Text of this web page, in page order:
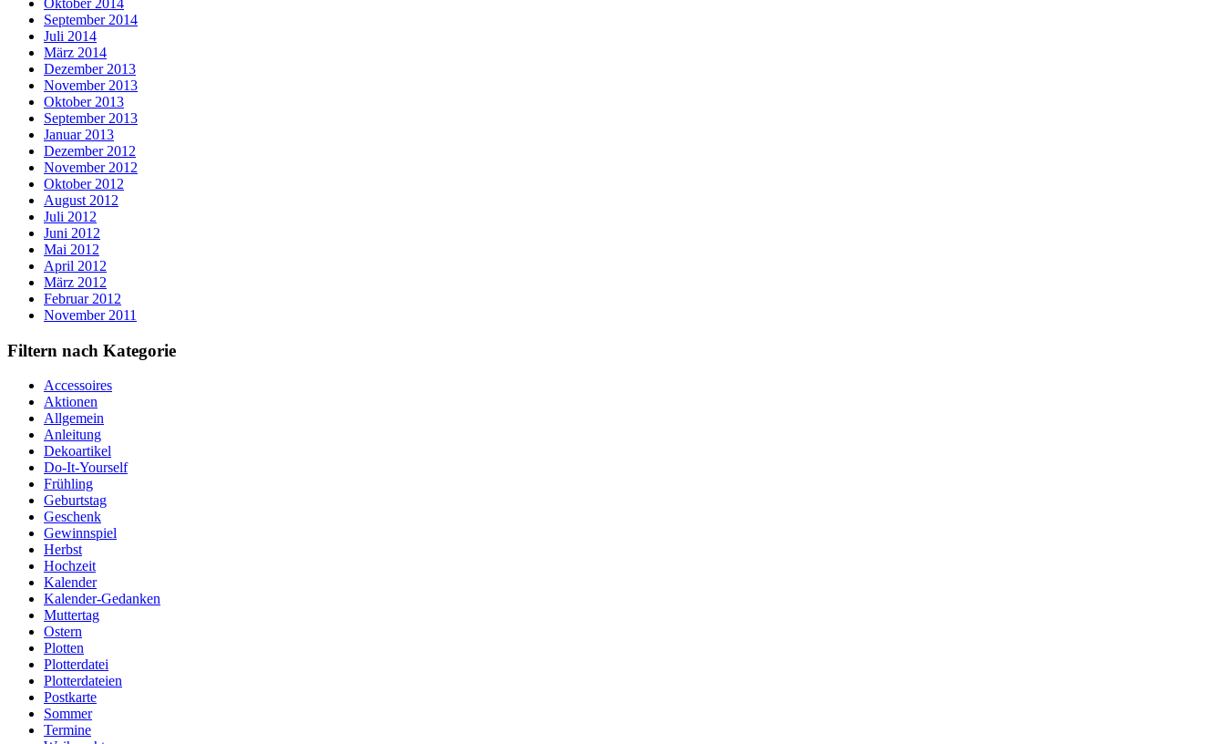
September 2014
Juli 2014
März 2014
Dezember 2013
November 2013
Oktober 2013
September 2013
Januar 2013
Dezember 2012
November 2012
Oktober 2012
August 2012
Juli 2012
Juni 2012
Mai 2012
April 2012
März 2012
Februar 2012
November 2011
Filtern nach Kategorie
Accessoires
Aktionen
Allgemein
Anleitung
Dekoartikel
Do-It-Yourself
Frühling
Geburtstag
Geschenk
Gewinnspiel
Herbst
Hochzeit
Kalender
Kalender-Gedanken
Muttertag
Ostern
Plotten
Plotterdatei
Plotterdateien
Postkarte
Sommer
Termine